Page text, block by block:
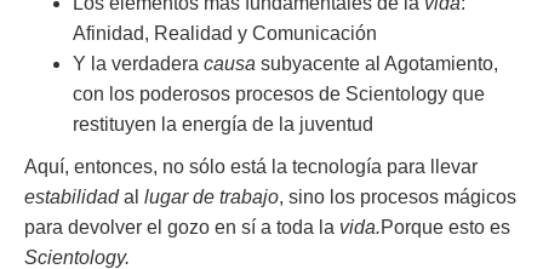
Afinidad, Realidad y Comunicación
Y la verdadera causa subyacente al Agotamiento,
con los poderosos procesos de Scientology que
restituyen la energía de la juventud
Aquí, entonces, no sólo está la tecnología para llevar
estabilidadal lugar de trabajo, sino los procesos mágicos
para devolver el gozo en sí a toda la vida.Porque esto es
Scientology.